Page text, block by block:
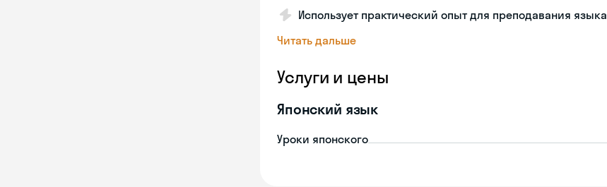
Использует практический опыт для преподавания языка
Читать дальше
Услуги и цены
Японский язык
Уроки японского